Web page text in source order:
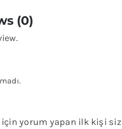
(0)
için yorum yapan ilk kişi